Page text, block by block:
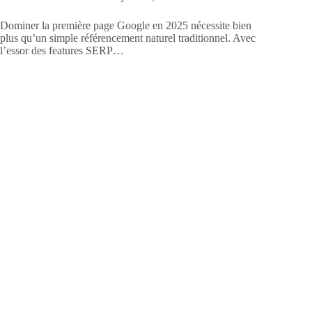
Dominer la première page Google en 2025 nécessite bien
plus qu’un simple référencement naturel traditionnel. Avec
l’essor des features SERP…